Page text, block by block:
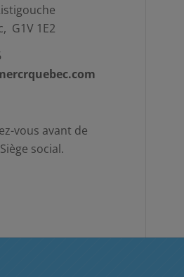
G1V 1E2
vous avant de
social.